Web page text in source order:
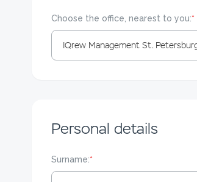
Choose the office, nearest to you:*
IQrew Management St.
Personal details
Surname:*